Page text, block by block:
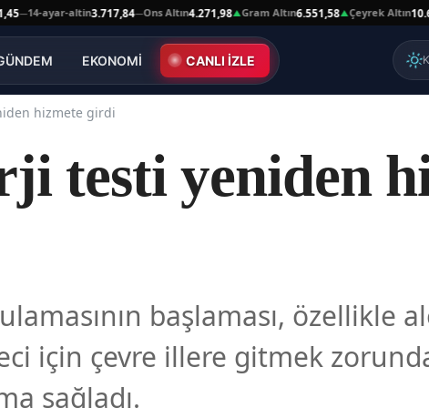
altin3.717,84—Ons Altın4.271,98▲Gram Altın6.551,58▲Çeyrek Altın10.664,34—
EKONOMİ CANLI İZLE
hizmete girdi
testi yeniden
başlaması, özellikle
için çevre illere gitmek
sağladı.